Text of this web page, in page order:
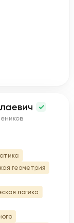
геометрия
логика